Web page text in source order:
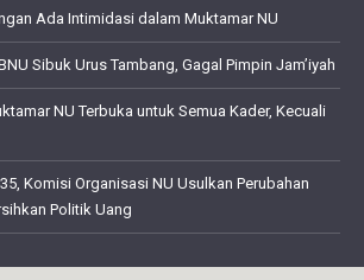
Ada Intimidasi dalam Muktamar NU
Sibuk Urus Tambang, Gagal Pimpin Jam’iyah
NU Terbuka untuk Semua Kader, Kecuali
Komisi Organisasi NU Usulkan Perubahan
Politik Uang